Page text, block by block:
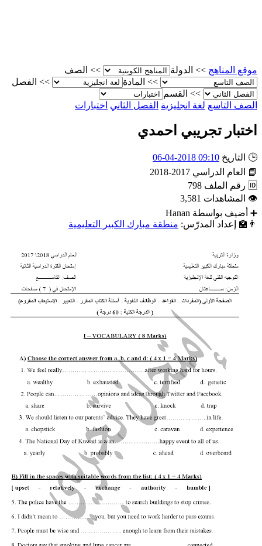
المناهج >> الدولة >> الصف
>> المادة >> الفصل
>> القسم
التاسع لغة انجليزية الفصل الثاني اختبارات
تجريبي احمدي
التاريخ 09:10 2018-04-06
العام الدراسي 2017-2018
رقم الملف 798
المشاهدات 3,581
أضيف بواسطة Hanan
إعداد المدرّس: منطقة مبارك الكبير التعليمية